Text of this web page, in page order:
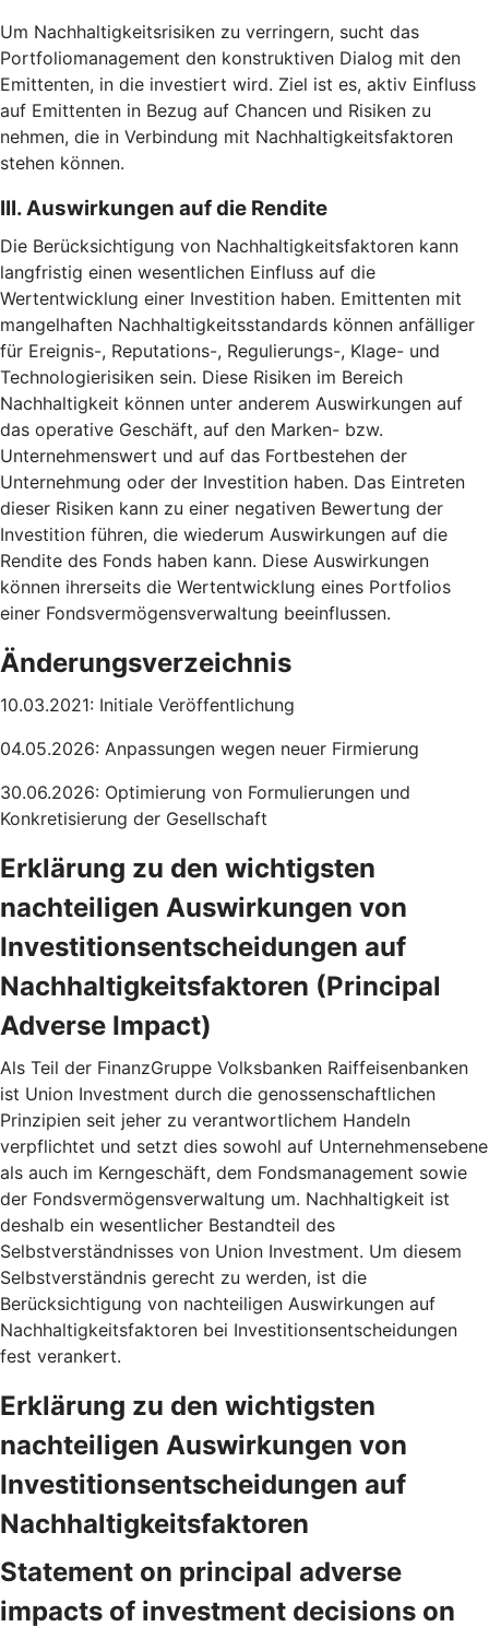
Um Nachhaltigkeitsrisiken zu verringern, sucht das
Portfoliomanagement den konstruktiven Dialog mit den
Emittenten, in die investiert wird. Ziel ist es, aktiv Einfluss
auf Emittenten in Bezug auf Chancen und Risiken zu
nehmen, die in Verbindung mit Nachhaltigkeitsfaktoren
stehen können.
III. Auswirkungen auf die Rendite
Die Berücksichtigung von Nachhaltigkeitsfaktoren kann
langfristig einen wesentlichen Einfluss auf die
Wertentwicklung einer Investition haben. Emittenten mit
mangelhaften Nachhaltigkeitsstandards können anfälliger
für Ereignis-, Reputations-, Regulierungs-, Klage- und
Technologierisiken sein. Diese Risiken im Bereich
Nachhaltigkeit können unter anderem Auswirkungen auf
das operative Geschäft, auf den Marken- bzw.
Unternehmenswert und auf das Fortbestehen der
Unternehmung oder der Investition haben. Das Eintreten
dieser Risiken kann zu einer negativen Bewertung der
Investition führen, die wiederum Auswirkungen auf die
Rendite des Fonds haben kann. Diese Auswirkungen
können ihrerseits die Wertentwicklung eines Portfolios
einer Fondsvermögensverwaltung beeinflussen.
Änderungsverzeichnis
10.03.2021: Initiale Veröffentlichung
04.05.2026: Anpassungen wegen neuer Firmierung
30.06.2026: Optimierung von Formulierungen und
Konkretisierung der Gesellschaft
Erklärung zu den wichtigsten
nachteiligen Auswirkungen von
Investitionsentscheidungen auf
Nachhaltigkeitsfaktoren (Principal
Adverse Impact)
Als Teil der FinanzGruppe Volksbanken Raiffeisenbanken
ist Union Investment durch die genossenschaftlichen
Prinzipien seit jeher zu verantwortlichem Handeln
verpflichtet und setzt dies sowohl auf Unternehmensebene
als auch im Kerngeschäft, dem Fondsmanagement sowie
der Fondsvermögensverwaltung um. Nachhaltigkeit ist
deshalb ein wesentlicher Bestandteil des
Selbstverständnisses von Union Investment. Um diesem
Selbstverständnis gerecht zu werden, ist die
Berücksichtigung von nachteiligen Auswirkungen auf
Nachhaltigkeitsfaktoren bei Investitionsentscheidungen
fest verankert.
Erklärung zu den wichtigsten
nachteiligen Auswirkungen von
Investitionsentscheidungen auf
Nachhaltigkeitsfaktoren
Statement on principal adverse
impacts of investment decisions on